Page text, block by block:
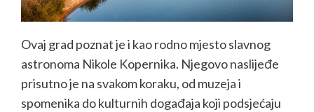
Ovaj grad poznat je i kao rodno mjesto slavnog
astronoma Nikole Kopernika. Njegovo naslijeđe
prisutno je na svakom koraku, od muzeja i
spomenika do kulturnih događaja koji podsjećaju